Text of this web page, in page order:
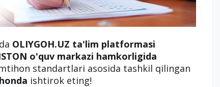
OLIYGOH.UZ ta'lim platformasi
o'quv markazi hamkorligida
standartlari asosida tashkil qilingan
ishtirok eting!